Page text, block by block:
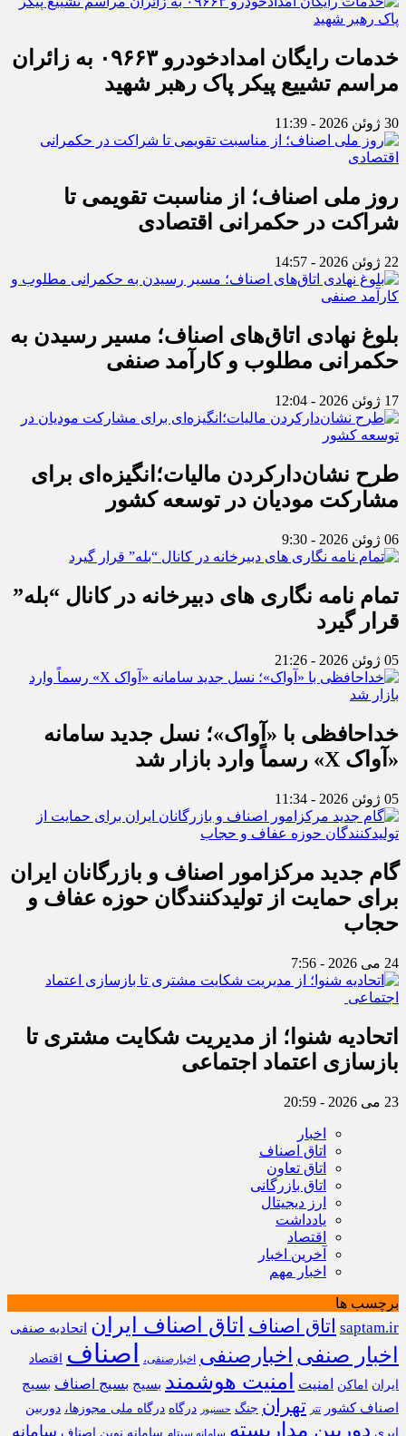
خدمات رایگان امدادخودرو ۰۹۶۶۳ به زائران
مراسم تشییع پیکر پاک رهبر شهید
30 ژوئن 2026 - 11:39
روز ملی اصناف؛ از مناسبت تقویمی تا
شراکت در حکمرانی اقتصادی
22 ژوئن 2026 - 14:57
بلوغ نهادی اتاق‌های اصناف؛ مسیر رسیدن به
حکمرانی مطلوب و کارآمد صنفی
17 ژوئن 2026 - 12:04
طرح نشان‌دارکردن مالیات؛انگیزه‌ای برای
مشارکت مودیان در توسعه کشور
06 ژوئن 2026 - 9:30
تمام نامه نگاری های دبیرخانه در کانال “بله”
قرار گیرد
05 ژوئن 2026 - 21:26
خداحافظی با «آواک»؛ نسل جدید سامانه
«آواک X» رسماً وارد بازار شد
05 ژوئن 2026 - 11:34
گام جدید مرکزامور اصناف و بازرگانان ایران
برای حمایت از تولیدکنندگان حوزه عفاف و
حجاب
24 می 2026 - 7:56
اتحادیه شنوا؛ از مدیریت شکایت مشتری تا
بازسازی اعتماد اجتماعی ‌
23 می 2026 - 20:59
اخبار
اتاق اصناف
اتاق تعاون
اتاق بازرگانی
ارز دیجیتال
یادداشت
اقتصاد
آخرین اخبار
اخبار مهم
برچسب ها
saptam.ir اتاق اصناف اتاق اصناف ایران اتحادیه صنفی
اخبار صنفی اخبارصنفی اخبارصنفی، اصناف
اقتصاد
ایران
اماکن امنیت امنیت هوشمند بسیج بسیج اصناف بسیج
اصناف کشور
تتر تهران جنگ حسنپور درگاه درگاه ملی مجوزها، دوربین
ابری دوربین مداربسته سامانه سپتام سامانه نوین اصناف سامانه